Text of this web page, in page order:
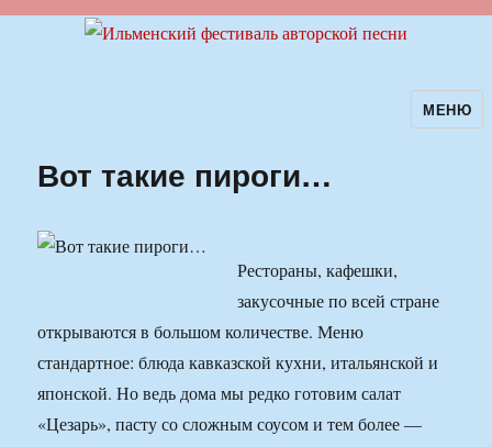
Ильменский фестиваль авторскойМЕНЮ
Вот такие пироги…
Рестораны, кафешки,
закусочные по всей стране
открываются в большом количестве. Меню
стандартное: блюда кавказской кухни, итальянской и
японской. Но ведь дома мы редко готовим салат
«Цезарь», пасту со сложным соусом и тем более —